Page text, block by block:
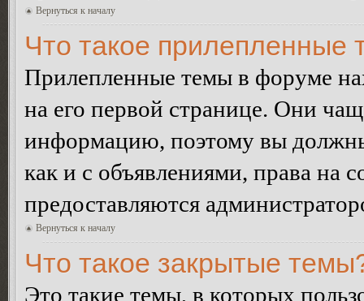
Вернуться к началу
Что такое прилепленные
Прилепленные темы в форуме
на его первой странице. Они
информацию, поэтому вы
как и с объявлениями, права на
предоставляются
Вернуться к началу
Что такое закрытые
Это такие темы, в которых